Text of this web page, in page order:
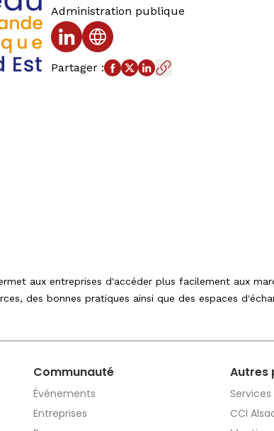
Administration publique
Profil LinkedIn
Site web
Partager :
aux entreprises d'accéder plus facilement aux
des bonnes pratiques ainsi que des espaces
Communauté
Événements
Entreprises
Autres
Services
CCI